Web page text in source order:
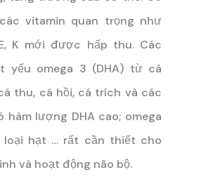
vitamin quan trọng như
K mới được hấp thu. Các
yếu omega 3 (DHA) từ cá
thu, cá hồi, cá trích và các
hàm lượng DHA cao; omega
hạt … rất cần thiết cho
và hoạt động não bộ.